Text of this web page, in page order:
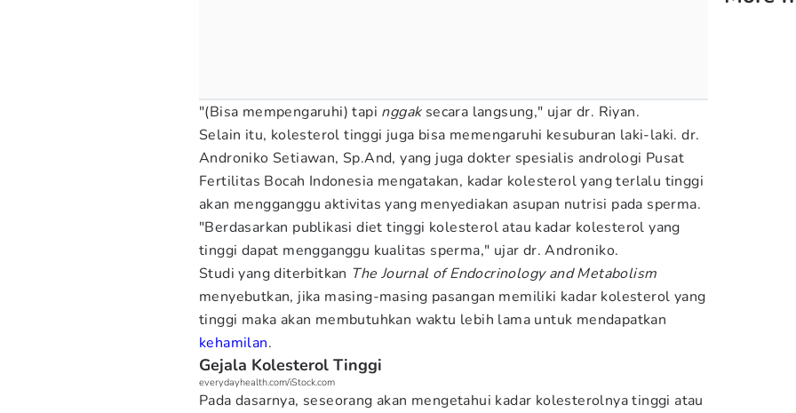
"(Bisa mempengaruhi) tapi nggaksecara langsung," ujar dr. Riyan.
Selain itu, kolesterol tinggi juga bisa memengaruhi kesuburan laki-laki. dr.
Androniko Setiawan, Sp.And, yang juga dokter spesialis andrologi Pusat
Fertilitas Bocah Indonesia mengatakan, kadar kolesterol yang terlalu tinggi
akan mengganggu aktivitas yang menyediakan asupan nutrisi pada sperma.
"Berdasarkan publikasi diet tinggi kolesterol atau kadar kolesterol yang
tinggi dapat mengganggu kualitas sperma," ujar dr. Androniko.
Studi yang diterbitkan The Journal of Endocrinology and Metabolism
menyebutkan, jika masing-masing pasangan memiliki kadar kolesterol yang
tinggi maka akan membutuhkan waktu lebih lama untuk mendapatkan
kehamilan.
Gejala Kolesterol Tinggi
everydayhealth.com/iStock.com
Pada dasarnya, seseorang akan mengetahui kadar kolesterolnya tinggi atau